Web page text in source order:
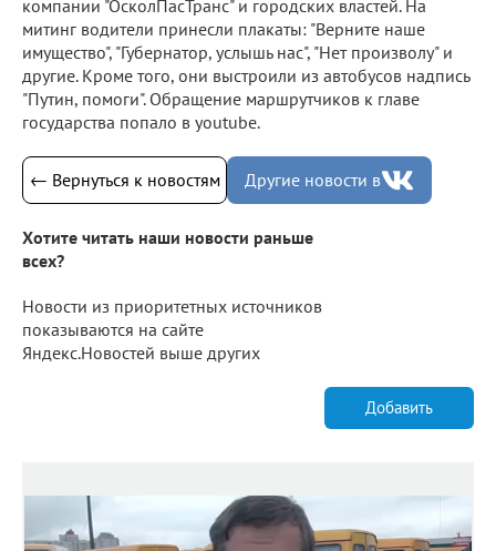
компании "ОсколПасТранс" и городских властей. На
митинг водители принесли плакаты: "Верните наше
имущество", "Губернатор, услышь нас", "Нет произволу" и
другие. Кроме того, они выстроили из автобусов надпись
"Путин, помоги". Обращение маршрутчиков к главе
государства попало в youtube.
← Вернуться к новостям Другие новости в
Хотите читать наши новости раньше
всех?
Новости из приоритетных источников
показываются на сайте
Яндекс.Новостей выше других
Добавить